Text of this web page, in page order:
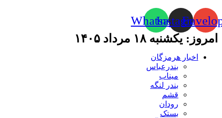
Instagram
Whatsapp
امروز: یکشنبه ۱۸ مرداد ۱۴۰۵
اخبار هرمزگان
بندرعباس
میناب
بندر لنگه
قشم
رودان
بستک